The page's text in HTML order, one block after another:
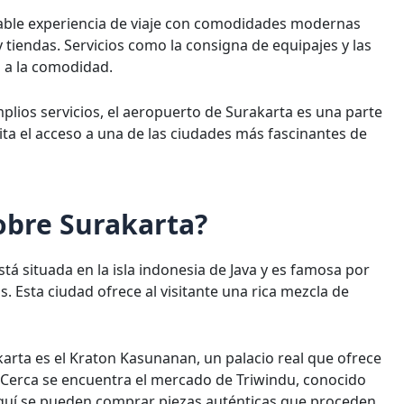
experiencia de viaje con comodidades modernas
Servicios como la consigna de equipajes y las
la comodidad.
servicios, el aeropuerto de Surakarta es una parte
el acceso a una de las ciudades más fascinantes de
Surakarta?
situada en la isla indonesia de Java y es famosa por
Esta ciudad ofrece al visitante una rica mezcla de
es el Kraton Kasunanan, un palacio real que ofrece
se encuentra el mercado de Triwindu, conocido